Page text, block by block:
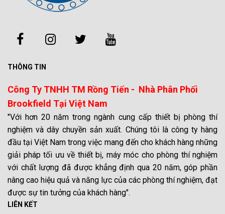
THÔNG TIN
Công Ty TNHH TM Rồng Tiến - Nhà Phân Phối
Brookfield Tại Việt Nam
"Với hơn 20 năm trong ngành cung cấp thiết bị phòng thí
nghiệm và dây chuyền sản xuất. Chúng tôi là công ty hàng
đầu tại Việt Nam trong việc mang đến cho khách hàng những
giải pháp tối ưu về thiết bị, máy móc cho phòng thí nghiệm
với chất lượng đã được khẳng định qua 20 năm, góp phần
nâng cao hiệu quả và năng lực của các phòng thí nghiệm, đạt
được sự tin tưởng của khách hàng".
LIÊN KẾT